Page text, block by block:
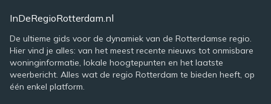
InDeRegioRotterdam.nl
De ultieme gids voor de dynamiek van de Rotterdamse regio.
Hier vind je alles: van het meest recente nieuws tot onmisbare
woninginformatie, lokale hoogtepunten en het laatste
weerbericht. Alles wat de regio Rotterdam te bieden heeft, op
één enkel platform.